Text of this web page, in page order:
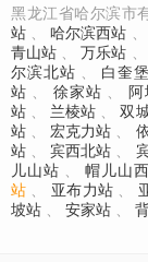
黑龙江省哈尔滨市
站
哈尔滨西站
青山站
万乐站
尔滨北站
白奎
站
徐家站
站
兰棱站 双
站
宏克力站
站
宾西北站
儿山站
帽儿山
站
亚布力站
坡站
安家站